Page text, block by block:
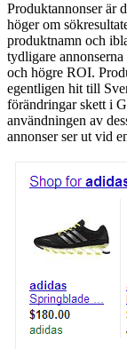
Produktannonser är
höger om
produktnamn och
tydligare
och högre ROI.
egentligen hit till
förändringar skett i
användningen av
annonser ser ut vid